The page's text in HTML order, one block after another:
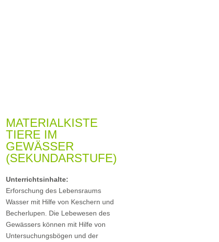
MATERIALKISTE
TIERE IM
GEWÄSSER
(SEKUNDARSTUFE)
Unterrichtsinhalte:
Erforschung des Lebensraums
Wasser mit Hilfe von Keschern und
Becherlupen. Die Lebewesen des
Gewässers können mit Hilfe von
Untersuchungsbögen und der